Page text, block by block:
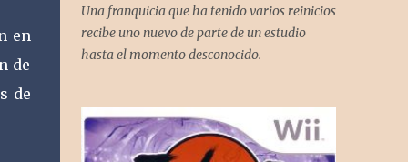
en
de
de
Una franquicia que ha tenido varios reinicios
recibe uno nuevo de parte de un estudio
hasta el momento desconocido.